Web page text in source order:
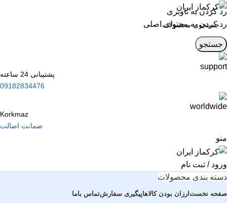
رد کردن به ناوبری
رد کردن به محتوای اصلی
جستجو
پشتیبانی 24 ساعته
09182834476
Korkmaz
ضمانت اصالت
منو
ورود / ثبت نام
دسته بندی محصولات
صفحه نخستارزان بودن کالاهاپیگیری سفارشتماس باما